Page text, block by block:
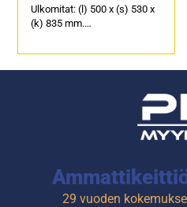
Ulkomitat: (l) 500 x (s) 530 x
(k) 835 mm.
Tilavuus: 86 litraa.
29 vuoden